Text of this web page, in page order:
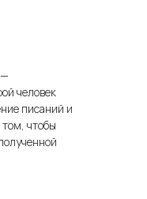
человек
писаний и
чтобы